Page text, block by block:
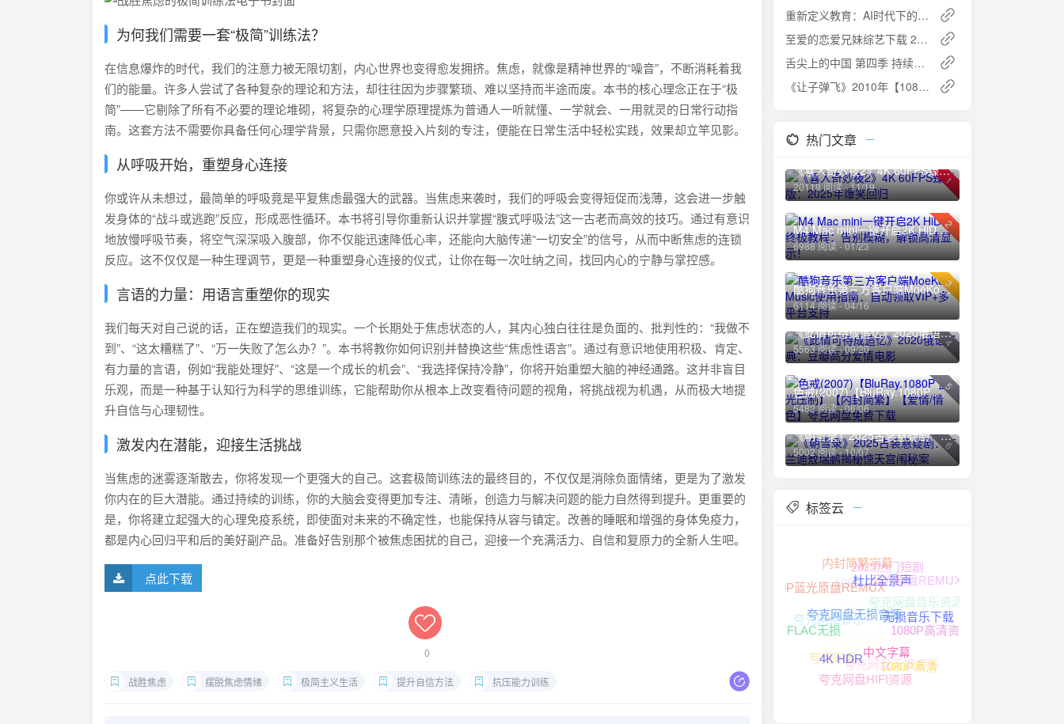
为何我们需要一套“极简”训练法？
在信息爆炸的时代，我们的注意力被无限切割，内心世界也变得愈发拥挤。焦虑，就像是精神世界的“噪音”，不断消耗着我
们的能量。许多人尝试了各种复杂的理论和方法，却往往因为步骤繁琐、难以坚持而半途而废。本书的核心理念正在于“极
简”——它剔除了所有不必要的理论堆砌，将复杂的心理学原理提炼为普通人一听就懂、一学就会、一用就灵的日常行动指
南。这套方法不需要你具备任何心理学背景，只需你愿意投入片刻的专注，便能在日常生活中轻松实践，效果却立竿见影。
从呼吸开始，重塑身心连接
你或许从未想过，最简单的呼吸竟是平复焦虑最强大的武器。当焦虑来袭时，我们的呼吸会变得短促而浅薄，这会进一步触
发身体的“战斗或逃跑”反应，形成恶性循环。本书将引导你重新认识并掌握“腹式呼吸法”这一古老而高效的技巧。通过有意识
地放慢呼吸节奏，将空气深深吸入腹部，你不仅能迅速降低心率，还能向大脑传递“一切安全”的信号，从而中断焦虑的连锁
反应。这不仅仅是一种生理调节，更是一种重塑身心连接的仪式，让你在每一次吐纳之间，找回内心的宁静与掌控感。
言语的力量：用语言重塑你的现实
我们每天对自己说的话，正在塑造我们的现实。一个长期处于焦虑状态的人，其内心独白往往是负面的、批判性的：“我做不
到”、“这太糟糕了”、“万一失败了怎么办？”。本书将教你如何识别并替换这些“焦虑性语言”。通过有意识地使用积极、肯定、
有力量的言语，例如“我能处理好”、“这是一个成长的机会”、“我选择保持冷静”，你将开始重塑大脑的神经通路。这并非盲目
乐观，而是一种基于认知行为科学的思维训练，它能帮助你从根本上改变看待问题的视角，将挑战视为机遇，从而极大地提
升自信与心理韧性。
激发内在潜能，迎接生活挑战
当焦虑的迷雾逐渐散去，你将发现一个更强大的自己。这套极简训练法的最终目的，不仅仅是消除负面情绪，更是为了激发
你内在的巨大潜能。通过持续的训练，你的大脑会变得更加专注、清晰，创造力与解决问题的能力自然得到提升。更重要的
是，你将建立起强大的心理免疫系统，即使面对未来的不确定性，也能保持从容与镇定。改善的睡眠和增强的身体免疫力，
都是内心回归平和后的美好副产品。准备好告别那个被焦虑困扰的自己，迎接一个充满活力、自信和复原力的全新人生吧。
点此下载
0
战胜焦虑 摆脱焦虑情绪 极简主义生活 提升自信方法 抗压能力训练
重新定义教育：AI时代下的科学养育指南（共6册）[PDF]
至爱的恋爱兄妹综艺下载 2025
舌尖上的中国 第四季 持续更新：美食与文化的盛宴再度来袭
《让子弹飞》2010年【1080P】国语中字 2.7GB 网盘下载
热门文章
1
《喜人奇妙夜2》4K 60FPS臻彩版：2025年爆笑回归
20119 阅读 - 11/19
2
M4 Mac mini一键开启2K HiDPI终极教程：告别模糊，解锁高清显示！
6988 阅读 - 01/23
3
酷狗音乐第三方客户端MoeKoe Music使用指南：自动领取VIP+多平台支持
6114 阅读 - 04/16
4
《此情可待成追忆》2020俄语经典：豆瓣高分爱情电影
5563 阅读 - 09/20
5
色戒(2007)【BluRay.1080P 蓝光压制】【内封简繁】【爱情/情色】夸克网盘免费下载
5482 阅读 - 06/06
6
《朝雪录》2025古装悬疑剧：李兰迪敖瑞鹏揭秘惊天宫闱秘案
5002 阅读 - 10/07
标签云
夸克网盘无损音乐
夸克网盘资源
夸克网盘下载
夸克网盘音乐资源
1080P高清资源
1080P高清
夸克网盘HIFI资源
夸克网盘
夸克网盘音乐
1080P
2025热门短剧
蓝光原盘REMUX
无损音乐下载
中文字幕
4K HDR
FLAC无损
1080P蓝光原盘REMUX
内封简繁字幕
杜比全景声
夸克网盘无损音源